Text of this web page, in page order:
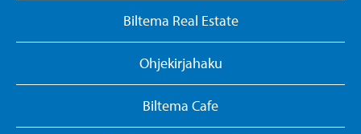
Biltema Real Estate
Ohjekirjahaku
Biltema Cafe